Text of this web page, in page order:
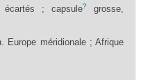
écartés ; capsule?
grosse,
Europe méridionale ; Afrique